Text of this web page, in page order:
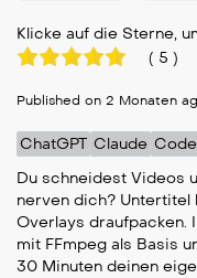
Klicke auf die Sterne,
( 5 )
Published on 2 Monaten
ChatGPT Claude
Du schneidest Videos
nerven dich? Untertitel
Overlays draufpacken.
mit FFmpeg als Basis
30 Minuten deinen